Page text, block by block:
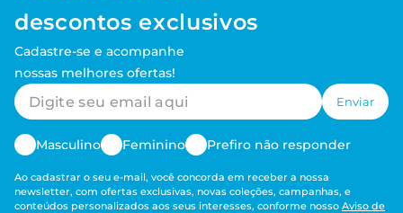
descontos exclusivos
Cadastre-se e acompanhe
nossas melhores ofertas!
Enviar
Masculino Feminino Prefiro não responder
Ao cadastrar o seu e-mail, você concorda em receber a nossa
newsletter, com ofertas exclusivas, novas coleções, campanhas, e
conteúdos personalizados aos seus interesses, conforme nosso Aviso de